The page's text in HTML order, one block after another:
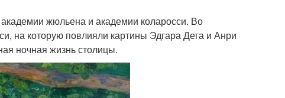
жюльена и академии коларосси. Во
на которую повлияли картины Эдгара Дега и Анри
ночная жизнь столицы.